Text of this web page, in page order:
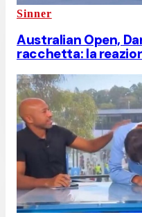
Sinner
Australian Open,
racchetta: la